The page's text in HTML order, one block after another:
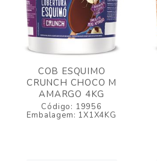
COB ESQUIMO
CRUNCH CHOCO M
AMARGO 4KG
Código: 19956
Embalagem: 1X1X4KG